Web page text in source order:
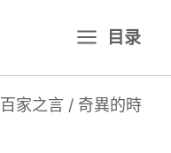
目录
百家之言 / 奇異的時